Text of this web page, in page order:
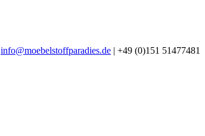
info@moebelstoffparadies.de | +49 (0)151 51477481